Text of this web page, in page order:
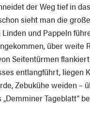
der Weg tief in
sieht man die
und Pappeln
über weite
Seitentürmen
entlangführt, liegen
Zebukühe weiden –
Tageblatt“